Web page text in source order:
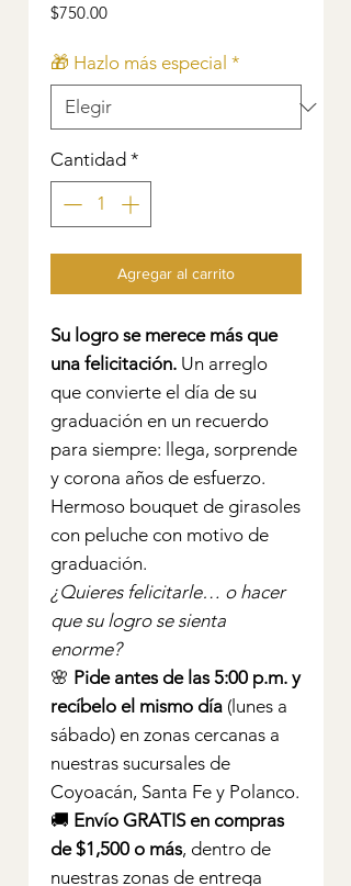
$750.00Precio
🎁 Hazlo más especial *
Cantidad *
Agregar al carrito
Su logro se merece más que
una felicitación. Un arreglo
que convierte el día de su
graduación en un recuerdo
para siempre: llega, sorprende
y corona años de esfuerzo.
Hermoso bouquet de girasoles
con peluche con motivo de
graduación.
¿Quieres felicitarle… o hacer
que su logro se sienta
enorme?
🌸 Pide antes de las 5:00 p.m. y
recíbelo el mismo día (lunes a
sábado) en zonas cercanas a
nuestras sucursales de
Coyoacán, Santa Fe y Polanco.
🚚 Envío GRATIS en compras
de $1,500 o más, dentro de
nuestras zonas de entrega